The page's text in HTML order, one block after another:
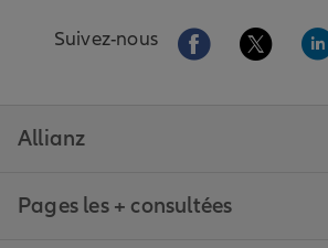
Suivez-nous Aller sur la page
Aller sur
Allianz
Pages les + consultées